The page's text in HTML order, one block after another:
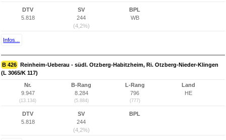
DTV
5.818
SV
244
(4,2%)
BPL
WB
Infos...
B 426 Reinheim-Ueberau - südl. Otzberg-Habitzheim, Ri. Otzberg-Nieder-Klingen
(L 3065/K 117)
Nr.
9.947
(13.134)
B-Rang
8.284
(5.884)
L-Rang
796
(777)
Land
HE
DTV
5.818
SV
244
(4,2%)
BPL